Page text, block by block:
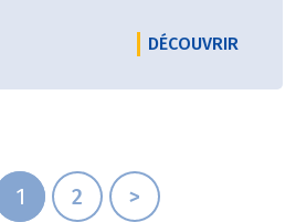
DÉCOUVRIR
1 2 >